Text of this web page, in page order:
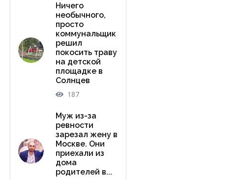
Ничего
необычного,
просто
коммунальщик
решил
покосить траву
на детской
площадке в
Солнцев
187
Муж из-за
ревности
зарезал жену в
Москве. Они
приехали из
дома
родителей в...